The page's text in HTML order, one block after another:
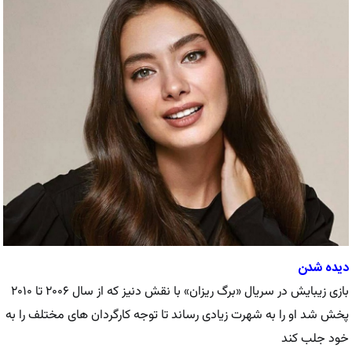
دیده شدن
بازی زیبایش در سریال «برگ ریزان» با نقش دنیز که از سال ۲۰۰۶ تا ۲۰۱۰
پخش شد او را به شهرت زیادی رساند تا توجه کارگردان های مختلف را به
خود جلب کند